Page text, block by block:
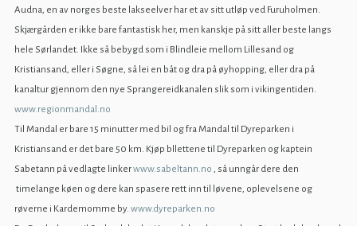
Audna, en av norges beste lakseelver har et av sitt utløp ved Furuholmen.
Skjærgården er ikke bare fantastisk her, men kanskje på sitt aller beste langs
hele Sørlandet. Ikke så bebygd som i Blindleie mellom Lillesand og
Kristiansand, eller i Søgne, så lei en båt og dra på øyhopping, eller dra på
kanaltur gjennom den nye Sprangereidkanalen slik som i vikingentiden.
www.regionmandal.no
Til Mandal er bare 15 minutter med bil og fra Mandal til Dyreparken i
Kristiansand er det bare 50 km. Kjøp bllettene til Dyreparken og kaptein
Sabetann på vedlagte linkerwww.sabeltann.no , så unngår dere den
timelange køen og dere kan spasere rett inn til løvene, oplevelsene og
røverne i Kardemomme by. www.dyreparken.no